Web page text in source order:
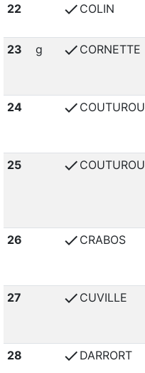
22 check COLIN
23 g check CORNETTE
24 check COUTUROU
25 check COUTUROU
26 check CRABOS
27 check CUVILLE
28 check DARRORT